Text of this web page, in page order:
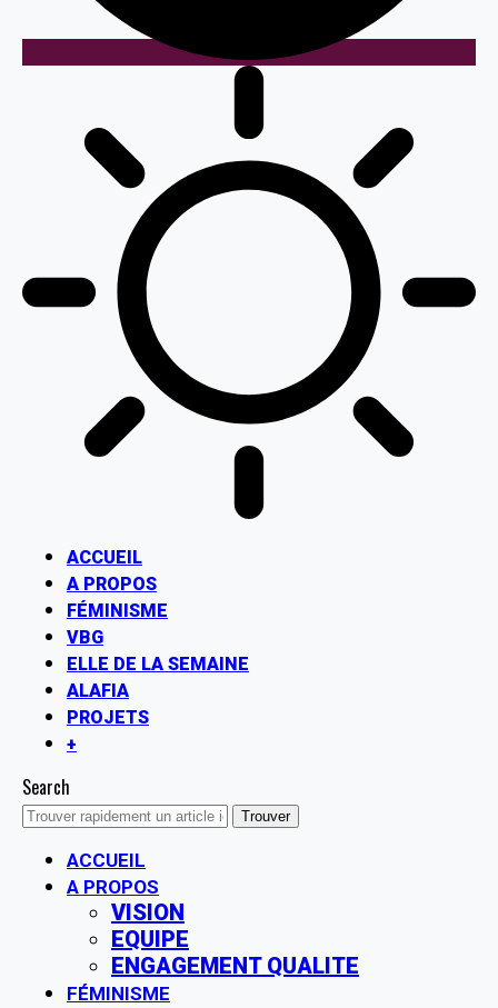
ACCUEIL
A PROPOS
FÉMINISME
VBG
ELLE DE LA SEMAINE
ALAFIA
PROJETS
+
Search
ACCUEIL
A PROPOS
VISION
EQUIPE
ENGAGEMENT QUALITE
FÉMINISME